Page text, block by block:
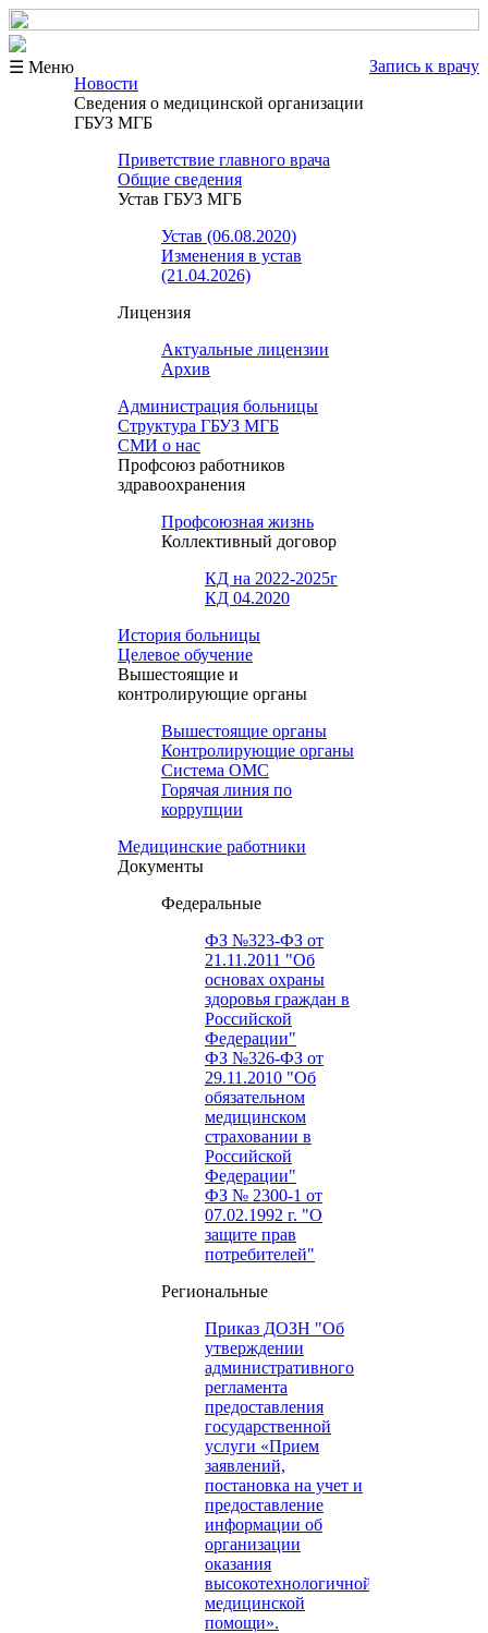
☰ Меню
Запись к врачу
Новости
Сведения о медицинской организации
ГБУЗ МГБ
Приветствие главного врача
Общие сведения
Устав ГБУЗ МГБ
Устав (06.08.2020)
Изменения в устав
(21.04.2026)
Лицензия
Актуальные лицензии
Архив
Администрация больницы
Структура ГБУЗ МГБ
СМИ о нас
Профсоюз работников
здравоохранения
Профсоюзная жизнь
Коллективный договор
КД на 2022-2025г
КД 04.2020
История больницы
Целевое обучение
Вышестоящие и
контролирующие органы
Вышестоящие органы
Контролирующие органы
Система ОМС
Горячая линия по
коррупции
Медицинские работники
Документы
Федеральные
ФЗ №323-ФЗ от
21.11.2011 "Об
основах охраны
здоровья граждан в
Российской
Федерации"
ФЗ №326-ФЗ от
29.11.2010 "Об
обязательном
медицинском
страховании в
Российской
Федерации"
ФЗ № 2300-1 от
07.02.1992 г. "О
защите прав
потребителей"
Региональные
Приказ ДОЗН "Об
утверждении
административного
регламента
предоставления
государственной
услуги «Прием
заявлений,
постановка на учет и
предоставление
информации об
организации
оказания
высокотехнологичной
медицинской
помощи».